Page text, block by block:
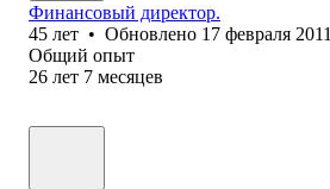
Финансовый директор.
45 лет • Обновлено 17 февраля 2011
Общий опыт
26 лет 7 месяцев